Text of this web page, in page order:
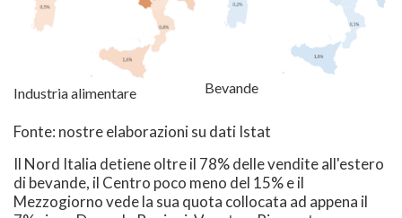
Industria alimentare Bevande
Fonte: nostre elaborazioni su dati Istat
Il Nord Italia detiene oltre il 78% delle vendite all'estero
di bevande, il Centro poco meno del 15% e il
Mezzogiorno vede la sua quota collocata ad appena il